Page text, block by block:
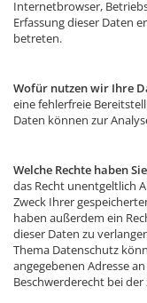
Internetbrowser,
Erfassung dieser Daten
betreten.
Wofür nutzen wir Ihre
eine fehlerfreie
Daten können zur
Welche Rechte haben
das Recht unentgeltlich
Zweck Ihrer
haben außerdem ein
dieser Daten zu
Thema Datenschutz
angegebenen Adresse
Beschwerderecht bei